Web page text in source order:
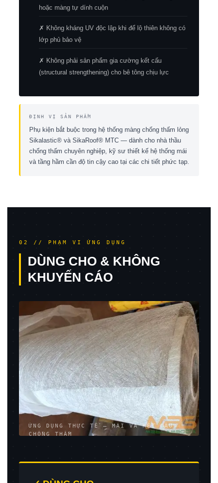
hoặc màng tự dính cuộn
✗ Không kháng UV độc lập khi để lộ thiên không có
lớp phủ bảo vệ
✗ Không phải sản phẩm gia cường kết cấu
(structural strengthening) cho bê tông chịu lực
ĐỊNH VỊ SẢN PHẨM
Phụ kiện bắt buộc trong hệ thống màng chống thấm lỏng
Sikalastic® và SikaRoof® MTC — dành cho nhà thầu
chống thấm chuyên nghiệp, kỹ sư thiết kế hệ thống mái
và tầng hầm cần độ tin cậy cao tại các chi tiết phức tạp.
02 // PHẠM VI ỨNG DỤNG
DÙNG CHO & KHÔNG
KHUYẾN CÁO
ỨNG DỤNG THỰC TẾ — MÁI VÀ KẾT CẤU
CHỐNG THẤM